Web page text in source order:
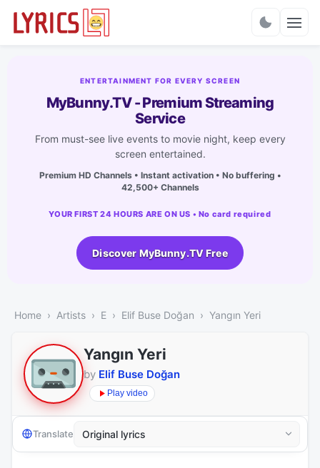
ENTERTAINMENT FOR EVERY SCREEN
MyBunny.TV - Premium Streaming
Service
From must-see live events to movie night, keep every
screen entertained.
Premium HD Channels • Instant activation • No buffering •
42,500+ Channels
YOUR FIRST 24 HOURS ARE ON US • No card required
Discover MyBunny.TV Free
Home Artists E Elif Buse Doğan Yangın Yeri
Yangın Yeri
by Elif Buse Doğan
Play video
Translate